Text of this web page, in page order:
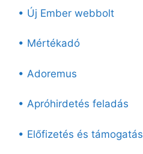
• Új Ember webbolt
• Mértékadó
• Adoremus
• Apróhirdetés feladás
• Előfizetés és támogatás